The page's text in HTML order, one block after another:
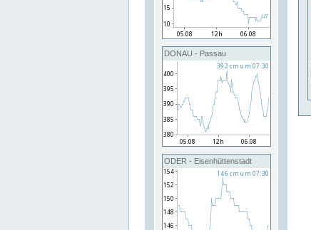
DONAU - Passau
ODER - Eisenhüttenstadt